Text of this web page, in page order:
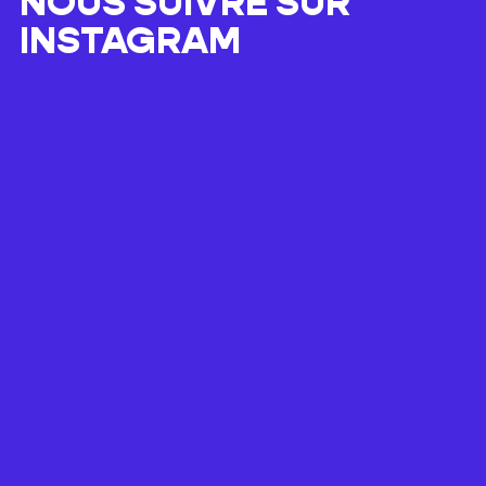
INSTAGRAM